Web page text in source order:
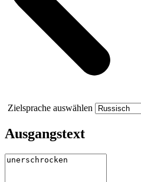
Zielsprache auswählen
Ausgangstext